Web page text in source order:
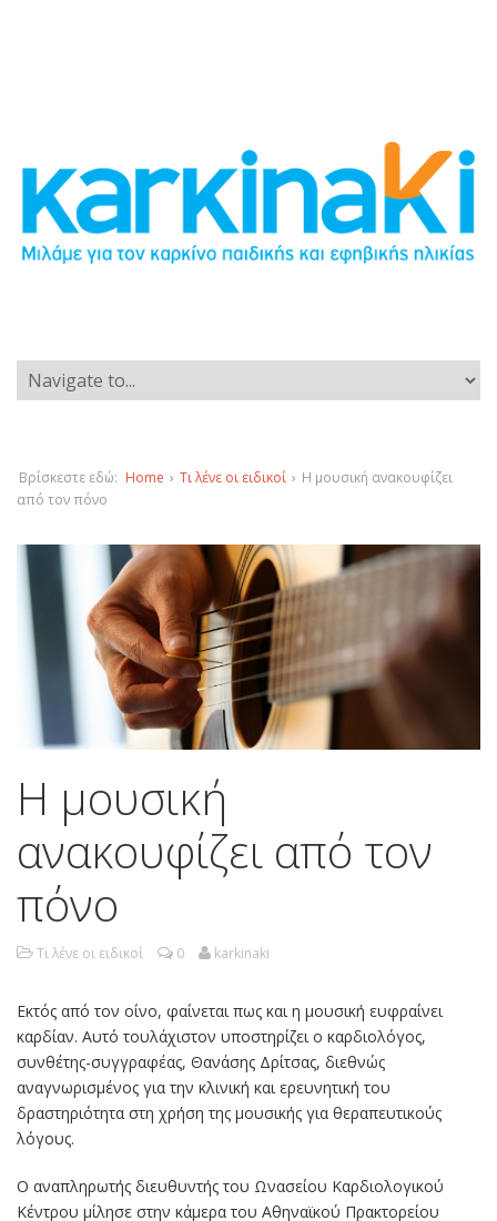
Βρίσκεστε εδώ: Home › Τι λένε οι ειδικοί › Η μουσική ανακουφίζει
από τον πόνο
Η μουσική
ανακουφίζει από τον
πόνο
Τι λένε οι ειδικοί 0 karkinaki
Εκτός από τον οίνο, φαίνεται πως και η μουσική ευφραίνει
καρδίαν. Aυτό τουλάχιστον υποστηρίζει ο καρδιολόγος,
συνθέτης-συγγραφέας, Θανάσης Δρίτσας, διεθνώς
αναγνωρισμένος για την κλινική και ερευνητική του
δραστηριότητα στη χρήση της μουσικής για θεραπευτικούς
λόγους.
Ο αναπληρωτής διευθυντής του Ωνασείου Καρδιολογικού
Κέντρου μίλησε στην κάμερα του Αθηναϊκού Πρακτορείου